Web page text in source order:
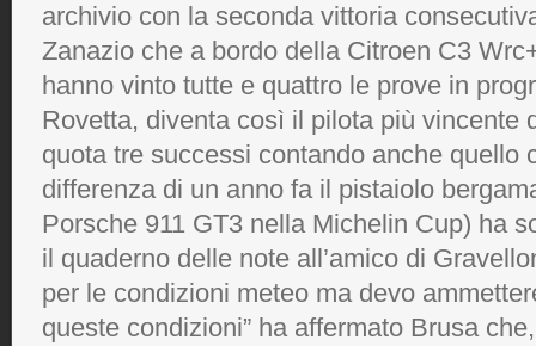
archivio con la seconda vittoria
Zanazio che a bordo della Citroen C3
hanno vinto tutte e quattro le prove in
Rovetta, diventa così il pilota più vincente
quota tre successi contando anche quello
differenza di un anno fa il pistaiolo
Porsche 911 GT3 nella Michelin Cup) ha
il quaderno delle note all’amico di
per le condizioni meteo ma devo
queste condizioni” ha affermato Brusa